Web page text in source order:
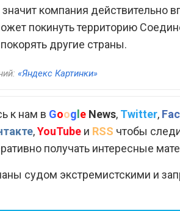
значит компания действительно
покинуть территорию
другие страны.
«Яндекс Картинки»
к нам в Goog e News, Twitter,
,YouTube и RSS чтобы
получать интересные
судом экстремистскими и